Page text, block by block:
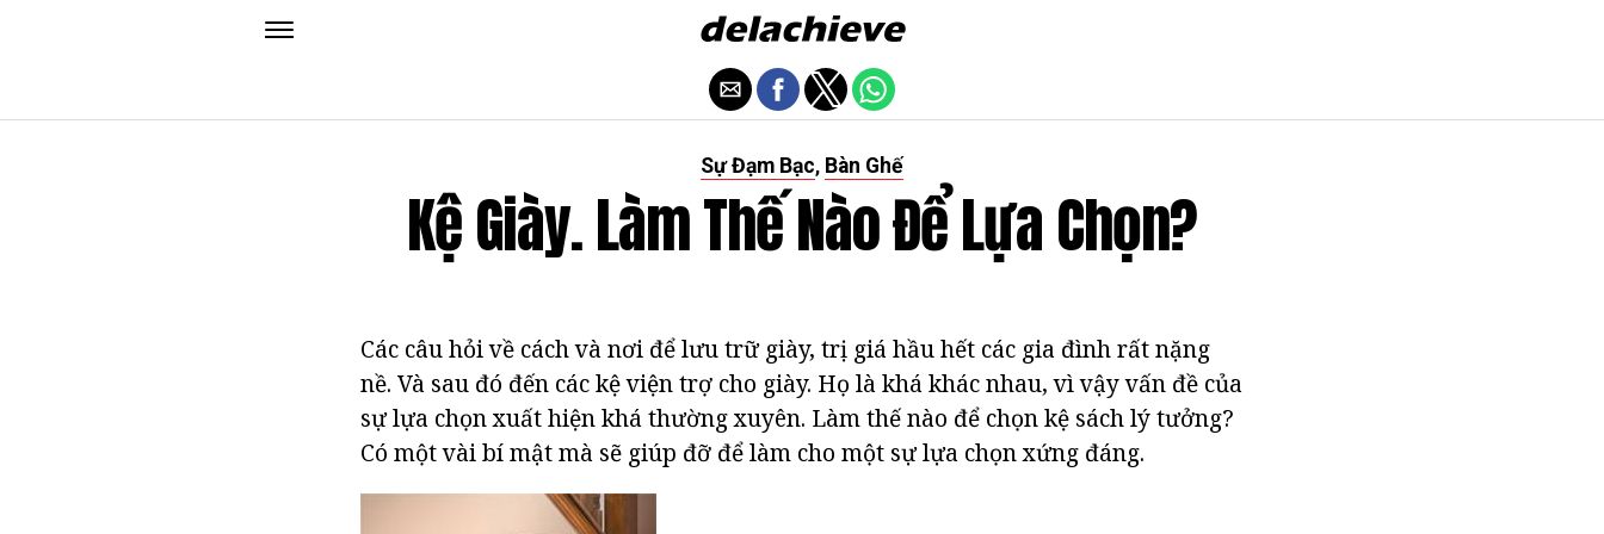
Sự Đạm Bạc, Bàn Ghế
Kệ Giày. Làm Thế Nào Để Lựa Chọn?
Các câu hỏi về cách và nơi để lưu trữ giày, trị giá hầu hết các gia đình rất nặng
nề. Và sau đó đến các kệ viện trợ cho giày. Họ là khá khác nhau, vì vậy vấn đề của
sự lựa chọn xuất hiện khá thường xuyên. Làm thế nào để chọn kệ sách lý tưởng?
Có một vài bí mật mà sẽ giúp đỡ để làm cho một sự lựa chọn xứng đáng.